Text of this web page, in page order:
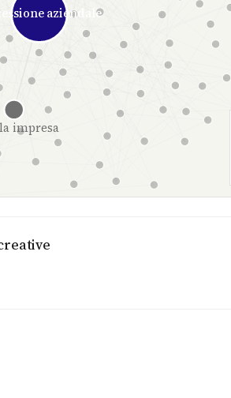
impresa
aziendale